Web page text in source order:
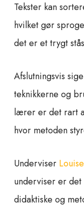
Tekster kan
hvilket gør
det er et trygt
Afslutningsvis
teknikkerne og
lærer er det rart
hvor metoden
Underviser
underviser er
didaktiske og